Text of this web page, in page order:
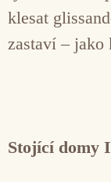
klesat
zastaví –
Stojící domy I